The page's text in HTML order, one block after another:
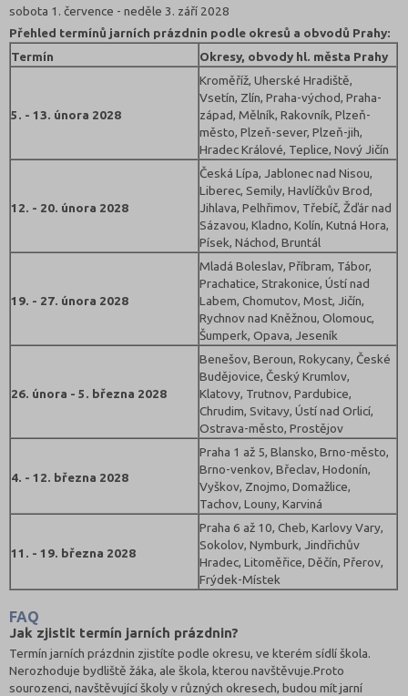
sobota 1. července - neděle 3. září 2028
Přehled termínů jarních prázdnin podle okresů a obvodů Prahy:
Termín
Okresy, obvody hl. města Prahy
5. - 13. února 2028
Kroměříž, Uherské Hradiště,
Vsetín, Zlín, Praha-východ, Praha-
západ, Mělník, Rakovník, Plzeň-
město, Plzeň-sever, Plzeň-jih,
Hradec Králové, Teplice, Nový Jičín
12. - 20. února 2028
Česká Lípa, Jablonec nad Nisou,
Liberec, Semily, Havlíčkův Brod,
Jihlava, Pelhřimov, Třebíč, Žďár nad
Sázavou, Kladno, Kolín, Kutná Hora,
Písek, Náchod, Bruntál
19. - 27. února 2028
Mladá Boleslav, Příbram, Tábor,
Prachatice, Strakonice, Ústí nad
Labem, Chomutov, Most, Jičín,
Rychnov nad Kněžnou, Olomouc,
Šumperk, Opava, Jeseník
26. února - 5. března 2028
Benešov, Beroun, Rokycany, České
Budějovice, Český Krumlov,
Klatovy, Trutnov, Pardubice,
Chrudim, Svitavy, Ústí nad Orlicí,
Ostrava-město, Prostějov
4. - 12. března 2028
Praha 1 až 5, Blansko, Brno-město,
Brno-venkov, Břeclav, Hodonín,
Vyškov, Znojmo, Domažlice,
Tachov, Louny, Karviná
11. - 19. března 2028
Praha 6 až 10, Cheb, Karlovy Vary,
Sokolov, Nymburk, Jindřichův
Hradec, Litoměřice, Děčín, Přerov,
Frýdek-Místek
FAQ
Jak zjistit termín jarních prázdnin?
Termín jarních prázdnin zjistíte podle okresu, ve kterém sídlí škola.
Nerozhoduje bydliště žáka, ale škola, kterou navštěvuje.Proto
sourozenci, navštěvující školy v různých okresech, budou mít jarní